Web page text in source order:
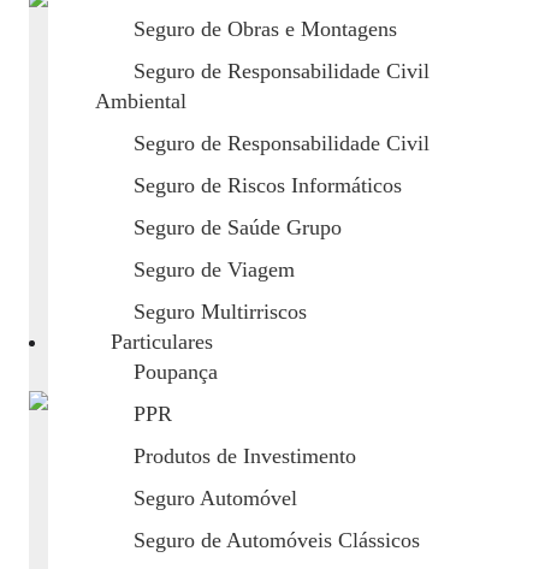
Seguro de Obras e Montagens
Seguro de Responsabilidade Civil
Ambiental
Seguro de Responsabilidade Civil
Seguro de Riscos Informáticos
Seguro de Saúde Grupo
Seguro de Viagem
Seguro Multirriscos
Particulares
Poupança
PPR
Produtos de Investimento
Seguro Automóvel
Seguro de Automóveis Clássicos
Seguros mais caros? Não é por acaso
Se já teve de renovar o seu seguro recentemente,
é provável que tenha pensado: “Isto está cada vez
mais caro!”...
Maio 12, 2026 /
A sua casa já evitou um desastre (só